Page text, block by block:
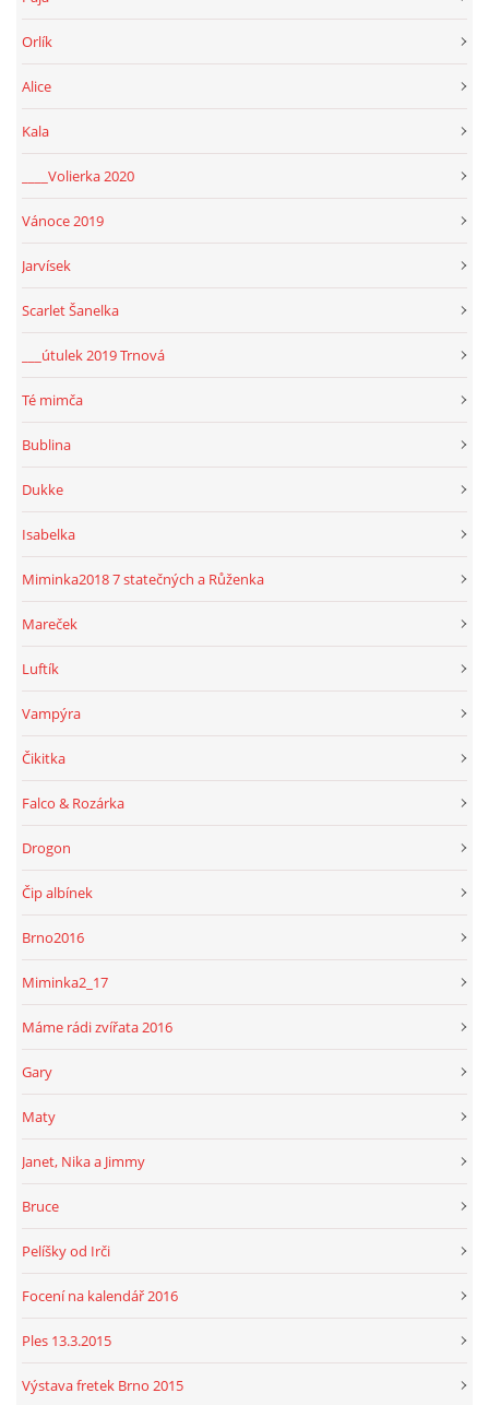
Orlík
Alice
Kala
____Volierka 2020
Vánoce 2019
Jarvísek
Scarlet Šanelka
___útulek 2019 Trnová
Té mimča
Bublina
Dukke
Isabelka
Miminka2018 7 statečných a Růženka
Mareček
Luftík
Vampýra
Čikitka
Falco & Rozárka
Drogon
Čip albínek
Brno2016
Miminka2_17
Máme rádi zvířata 2016
Gary
Maty
Janet, Nika a Jimmy
Bruce
Pelíšky od Irči
Focení na kalendář 2016
Ples 13.3.2015
Výstava fretek Brno 2015